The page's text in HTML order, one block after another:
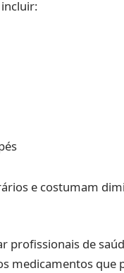
e costumam
profissionais de
medicamentos que